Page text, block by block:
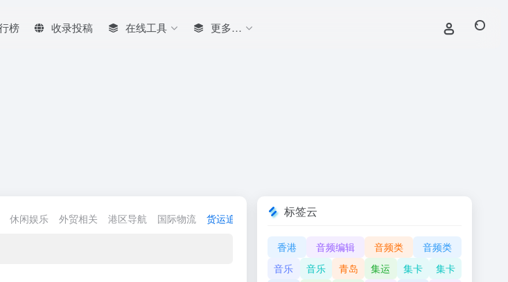
榜 收录投稿 在线工具 更多…
休闲娱乐 外贸相关 港区导航 国际物流 货运追踪 圈子社群 海关常用
标签云
香港 音频编辑 音频类
音频类
音乐
音乐 青岛 集运 集卡
集卡